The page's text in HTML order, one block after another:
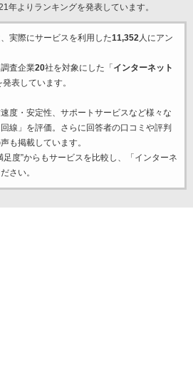
年よりランキングを発表しています。
実際にサービスを利用した11,352人にアン
査企業20社を対象にした「 インターネット
表しています。
度・安定性、サポートサービスなど様々な
線」を評価。さらに回答者の口コミや評判
も掲載しています。
度”からもサービスを比較し、「インターネ
さい。